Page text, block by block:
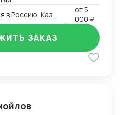
от5
000 ₽
ЗАКАЗ